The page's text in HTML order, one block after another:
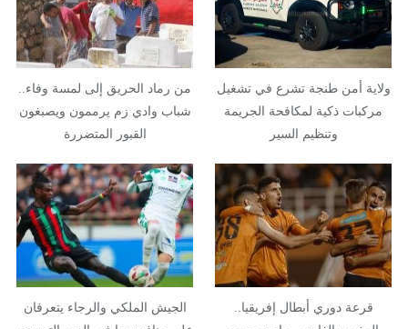
ولاية أمن طنجة تشرع في تشغيل
مركبات ذكية لمكافحة الجريمة
وتنظيم السير
من رماد الحريق إلى لمسة وفاء..
شباب وادي زم يرممون ويصبغون
القبور المتضررة
قرعة دوري أبطال إفريقيا..
الجيش الملكي والرجاء يتعرفان